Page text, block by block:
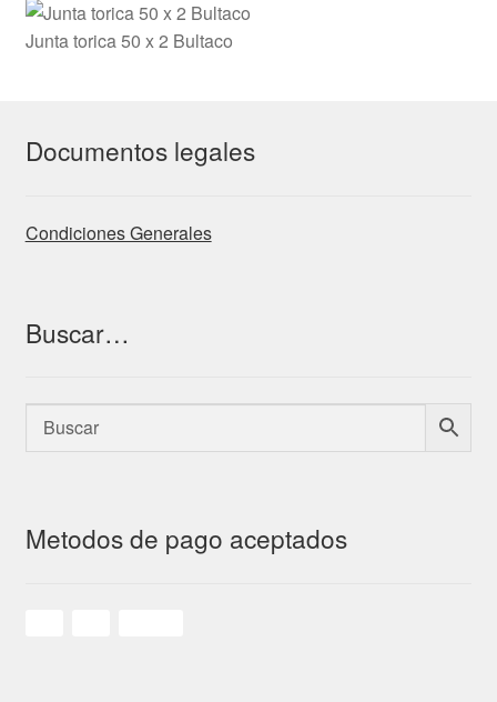
Junta torica 50 x 2 Bultaco
Documentos legales
Condiciones Generales
Buscar…
Metodos de pago aceptados